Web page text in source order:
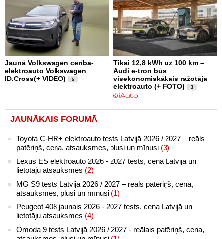
Jaunā Volkswagen cerība-
elektroauto Volkswagen
ID.Cross(+ VIDEO)
5
Tikai 12,8 kWh uz 100 km –
Audi e-tron būs
visekonomiskākais ražotāja
elektroauto (+ FOTO)
3
JAUNĀKAIS FORUMĀ
Toyota C-HR+ elektroauto tests Latvijā 2026 / 2027 – reāls
patēriņš, cena, atsauksmes, plusi un mīnusi (3)
Lexus ES elektroauto 2026 - 2027 tests, cena Latvijā un
lietotāju atsauksmes (2)
MG S9 tests Latvijā 2026 / 2027 – reāls patēriņš, cena,
atsauksmes, plusi un mīnusi (1)
Peugeot 408 jaunais 2026 - 2027 tests, cena Latvijā un
lietotāju atsauksmes (4)
Omoda 9 tests Latvijā 2026 / 2027 - reālais patēriņš, cena,